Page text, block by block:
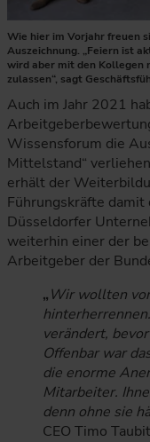
Wie hier im Vorjahr freuen
Auszeichnung. „Feiern ist
wird aber mit den Kollegen
zulassen“, sagt
Auch im Jahr 2021
Wissensforum die
Mittelstand“
erhält der
Führungskräfte damit
Düsseldorfer
weiterhin einer der
Arbeitgeber der
„Wir wollten
verändert,
Offenbar war
die enorme
Mitarbeiter.
denn ohne sie
CEO Timo